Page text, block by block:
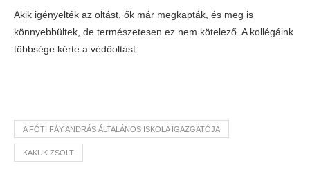
Akik igényelték az oltást, ők már megkapták, és meg is
könnyebbültek, de természetesen ez nem kötelező. A kollégáink
többsége kérte a védőoltást.
A FÓTI FÁY ANDRÁS ÁLTALÁNOS ISKOLA IGAZGATÓJA
KAKUK ZSOLT